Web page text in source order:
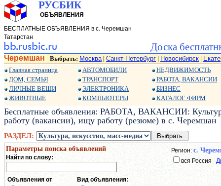
РУСБИК
ОБЪЯВЛЕНИЯ
БЕСПЛАТНЫЕ ОБЪЯВЛЕНИЯ в с. Черемшан
Татарстан
Доска
Черемшан Выбрать: Москва| Санкт-Петербург Новосибирск
Главная страница
ДОМ, СЕМЬЯ
ЛИЧНЫЕ ВЕЩИ
ЖИВОТНЫЕ
АВТОМОБИЛИ
ТРАНСПОРТ
ЭЛЕКТРОНИКА
КОМПЬЮТЕРЫ
НЕДВИЖИМОСТЬ
РАБОТА, ВАКАНСИИ
БИЗНЕС
КАТАЛОГ ФИРМ
Бесплатные объявления: РАБОТА, ВАКАНСИИ:
работу (вакансии), ищу работу (резюме) в с. Черемшан
РАЗДЕЛ:
Параметры поиска объявлений
Найти по слову:
Регион: с.
вся Россия
Объявления от
Вид объявления: